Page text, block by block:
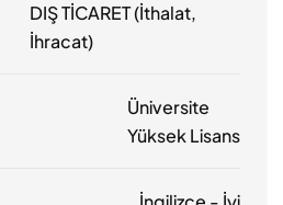
DIŞ TİCARET (İthalat,
İhracat)
Üniversite
Yüksek Lisans